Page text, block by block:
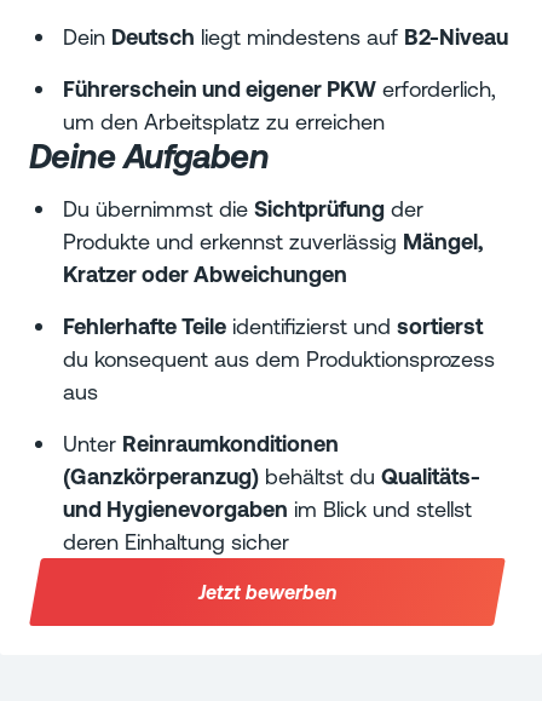
Dein Deutsch liegt mindestens auf B2-Niveau
Führerschein und eigener PKW erforderlich,
um den Arbeitsplatz zu erreichen
Deine Aufgaben
Du übernimmst die Sichtprüfung der
Produkte und erkennst zuverlässig Mängel,
Kratzer oder Abweichungen
Fehlerhafte Teile identifizierst und sortierst
du konsequent aus dem Produktionsprozess
aus
Unter Reinraumkonditionen
(Ganzkörperanzug) behältst du Qualitäts-
und Hygienevorgaben im Blick und stellst
deren Einhaltung sicher
Jetzt bewerben